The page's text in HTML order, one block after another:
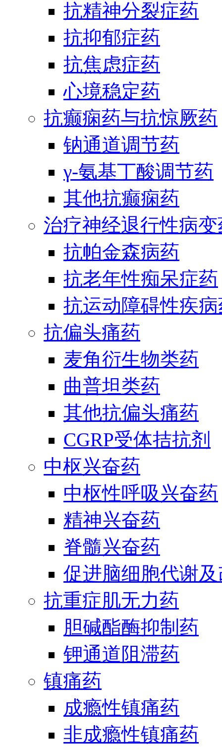
抗精神分裂症药
抗抑郁症药
抗焦虑症药
心境稳定药
抗癫痫药与抗惊厥药
钠通道调节药
γ-氨基丁酸调节药
其他抗癫痫药
治疗神经退行性病
抗帕金森病药
抗老年性痴呆症药
抗运动障碍性疾
抗偏头痛药
麦角衍生物类药
曲普坦类药
其他抗偏头痛药
CGRP受体拮抗剂
中枢兴奋药
中枢性呼吸兴奋药
精神兴奋药
脊髓兴奋药
促进脑细胞代谢
抗重症肌无力药
胆碱酯酶抑制药
钾通道阻滞药
镇痛药
成瘾性镇痛药
非成瘾性镇痛药